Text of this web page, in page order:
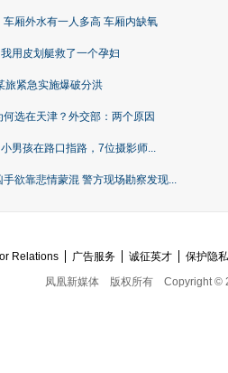
厢外水有一人多高 车厢内缺氧
用皮划艇救了一个孕妇
旅紧急实施爆破分洪
选在天津？外交部：两个原因
男孩在路口指路，7位摄影师...
欲靠悲情蒙混 警方现场勘察发现...
Relations 广告服务 诚征英才
保护隐
凤凰新媒体
版权所有 Copyright ©